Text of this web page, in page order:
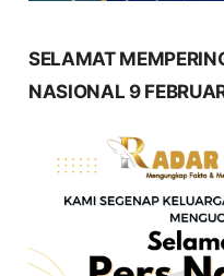
SELAMAT
NASIONAL 9